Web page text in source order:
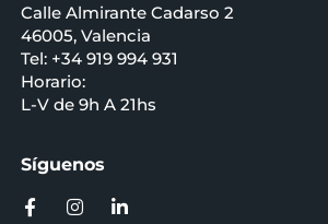
Calle Almirante Cadarso 2
46005, Valencia
Tel: +34 919 994 931
Horario:
L-V de 9h A 21hs
Síguenos